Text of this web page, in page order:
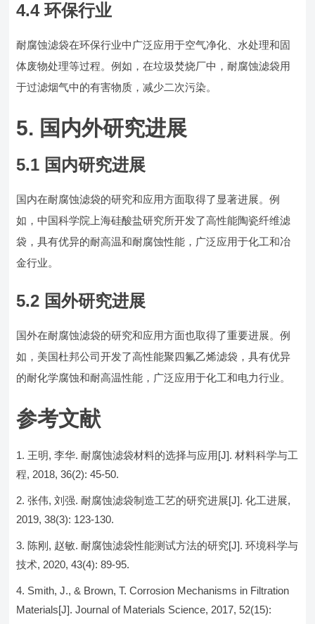
4.4 环保行业
耐腐蚀滤袋在环保行业中广泛应用于空气净化、水处理和固
体废物处理等过程。例如，在垃圾焚烧厂中，耐腐蚀滤袋用
于过滤烟气中的有害物质，减少二次污染。
5. 国内外研究进展
5.1 国内研究进展
国内在耐腐蚀滤袋的研究和应用方面取得了显著进展。例
如，中国科学院上海硅酸盐研究所开发了高性能陶瓷纤维滤
袋，具有优异的耐高温和耐腐蚀性能，广泛应用于化工和冶
金行业。
5.2 国外研究进展
国外在耐腐蚀滤袋的研究和应用方面也取得了重要进展。例
如，美国杜邦公司开发了高性能聚四氟乙烯滤袋，具有优异
的耐化学腐蚀和耐高温性能，广泛应用于化工和电力行业。
参考文献
王明, 李华. 耐腐蚀滤袋材料的选择与应用[J]. 材料科学与工
程, 2018, 36(2): 45-50.
张伟, 刘强. 耐腐蚀滤袋制造工艺的研究进展[J]. 化工进展,
2019, 38(3): 123-130.
陈刚, 赵敏. 耐腐蚀滤袋性能测试方法的研究[J]. 环境科学与
技术, 2020, 43(4): 89-95.
Smith, J., & Brown, T. Corrosion Mechanisms in Filtration
Materials[J]. Journal of Materials Science, 2017, 52(15):